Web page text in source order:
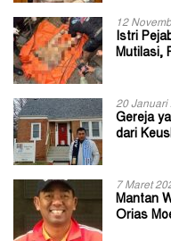
12
Istri
Mutilasi,
20 Januari
Gereja
dari
7 Maret
Mantan
Orias